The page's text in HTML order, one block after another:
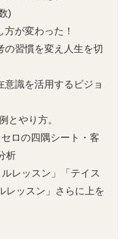
)
が変わった！
の習慣を変え人生を切
意識を活用するビジョ
とやり方。
ロの四隅シート・客
析
レッスン」「テイス
レッスン」さらに上を